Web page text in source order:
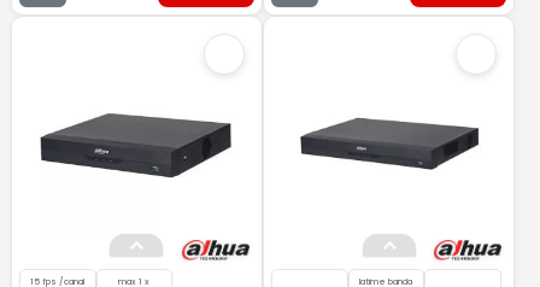
15 fps /canal max 1 x latime banda